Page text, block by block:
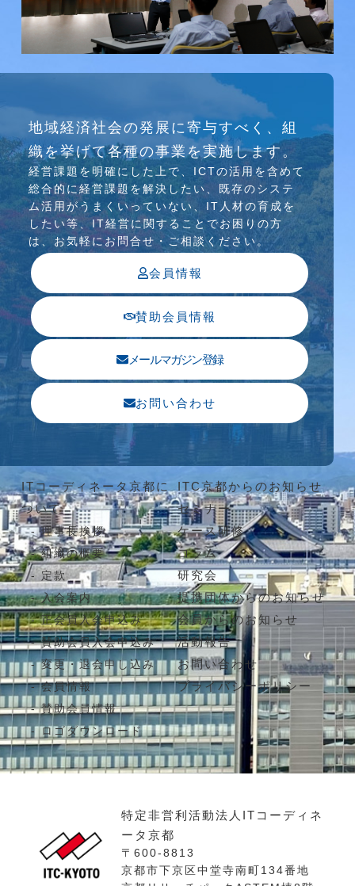
介護ソリューション研究会、WEB/SNS研究会を
行っています
地域経済社会の発展に寄与すべく、組
織を挙げて各種の事業を実施します。
経営課題を明確にした上で、ICTの活⽤を含めて
総合的に経営課題を解決したい、既存のシステ
ム活⽤がうまくいっていない、IT⼈材の育成を
したい等、IT経営に関することでお困りの⽅
は、お気軽にお問合せ・ご相談ください。
会員情報
賛助会員情報
メールマガジン登録
お問い合わせ
ITコーディネータ京都に
ついて
理事長挨拶
組織の概要
定款
入会案内
正会員入会申込み
賛助会員入会申込み
変更・退会申し込み
会員情報
賛助会員情報
ロゴダウンロード
ITC京都からのお知らせ
セミナー
ケース研修
コラム
研究会
提携団体からのお知らせ
会員からのお知らせ
活動報告
お問い合わせ
プライバシーポリシー
特定非営利活動法人ITコーディネ
ータ京都
〒600-8813
京都市下京区中堂寺南町134番地